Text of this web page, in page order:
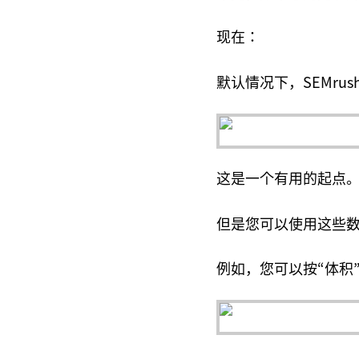
现在：
默认情况下，
这是一个有用的起点
但是您可以使用这些
例如，您可以按“体